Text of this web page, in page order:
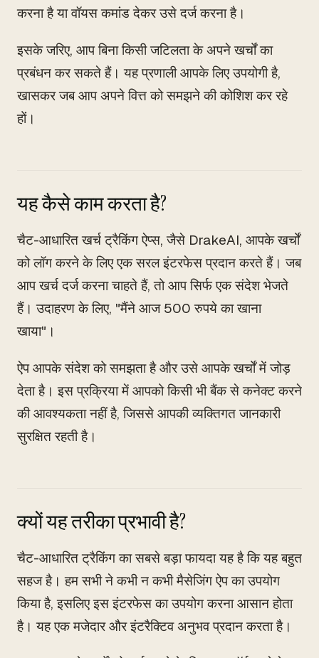
करना है या वॉयस कमांड देकर उसे दर्ज करना है।
इसके जरिए, आप बिना किसी जटिलता के अपने खर्चों का
प्रबंधन कर सकते हैं। यह प्रणाली आपके लिए उपयोगी है,
खासकर जब आप अपने वित्त को समझने की कोशिश कर रहे
हों।
यह कैसे काम करता है?
चैट-आधारित खर्च ट्रैकिंग ऐप्स, जैसे DrakeAI, आपके खर्चों
को लॉग करने के लिए एक सरल इंटरफेस प्रदान करते हैं। जब
आप खर्च दर्ज करना चाहते हैं, तो आप सिर्फ एक संदेश भेजते
हैं। उदाहरण के लिए, "मैंने आज 500 रुपये का खाना
खाया"।
ऐप आपके संदेश को समझता है और उसे आपके खर्चों में जोड़
देता है। इस प्रक्रिया में आपको किसी भी बैंक से कनेक्ट करने
की आवश्यकता नहीं है, जिससे आपकी व्यक्तिगत जानकारी
सुरक्षित रहती है।
क्यों यह तरीका प्रभावी है?
चैट-आधारित ट्रैकिंग का सबसे बड़ा फायदा यह है कि यह बहुत
सहज है। हम सभी ने कभी न कभी मैसेजिंग ऐप का उपयोग
किया है, इसलिए इस इंटरफेस का उपयोग करना आसान होता
है। यह एक मजेदार और इंटरैक्टिव अनुभव प्रदान करता है।